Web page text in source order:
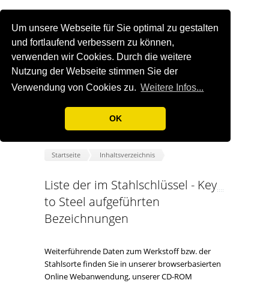
Um unsere Webseite für Sie optimal zu gestalten
und fortlaufend verbessern zu können,
verwenden wir Cookies. Durch die weitere
Nutzung der Webseite stimmen Sie der
Verwendung von Cookies zu. Weitere Infos...
OK
Startseite Inhaltsverzeichnis
Liste der im Stahlschlüssel - Key
to Steel aufgeführten
Bezeichnungen
Weiterführende Daten zum Werkstoff bzw. der
Stahlsorte finden Sie in unserer browserbasierten
Online Webanwendung, unserer CD-ROM